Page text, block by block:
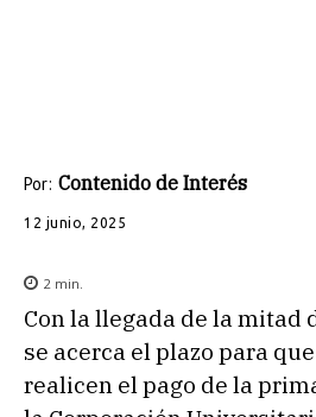
Por: Contenido de Interés
12 junio, 2025
2 min.
Con la llegada de la mitad
se acerca el plazo para
realicen el pago de la